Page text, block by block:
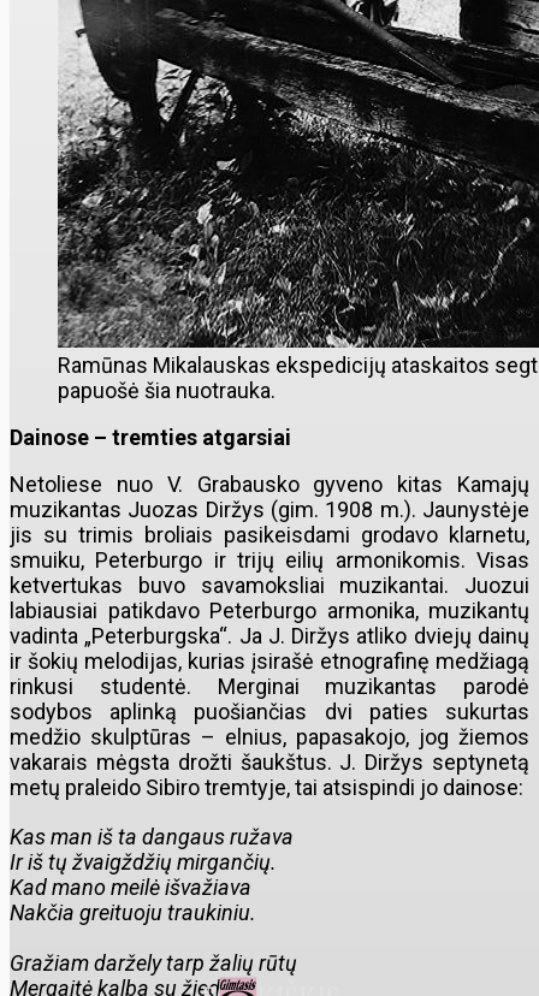
Ramūnas Mikalauskas ekspedicijų ataskaitos
papuošė šia nuotrauka.
Dainose – tremties atgarsiai
Netoliese nuo V. Grabausko gyveno kitas Kamajų
muzikantas Juozas Diržys (gim. 1908 m.). Jaunystėje
jis su trimis broliais pasikeisdami grodavo klarnetu,
smuiku, Peterburgo ir trijų eilių armonikomis. Visas
ketvertukas buvo savamoksliai muzikantai. Juozui
labiausiai patikdavo Peterburgo armonika, muzikantų
vadinta „Peterburgska“. Ja J. Diržys atliko dviejų dainų
ir šokių melodijas, kurias įsirašė etnografinę medžiagą
rinkusi studentė. Merginai muzikantas parodė
sodybos aplinką puošiančias dvi paties sukurtas
medžio skulptūras – elnius, papasakojo, jog žiemos
vakarais mėgsta drožti šaukštus. J. Diržys septynetą
metų praleido Sibiro tremtyje, tai atsispindi jo dainose:
Kas man iš ta dangaus ružava
Ir iš tų žvaigždžių mirgančių.
Kad mano meilė išvažiava
Nakčia greituoju traukiniu.
Gražiam daržely tarp žalių rūtų
Mergaitė kalba su žiedais,